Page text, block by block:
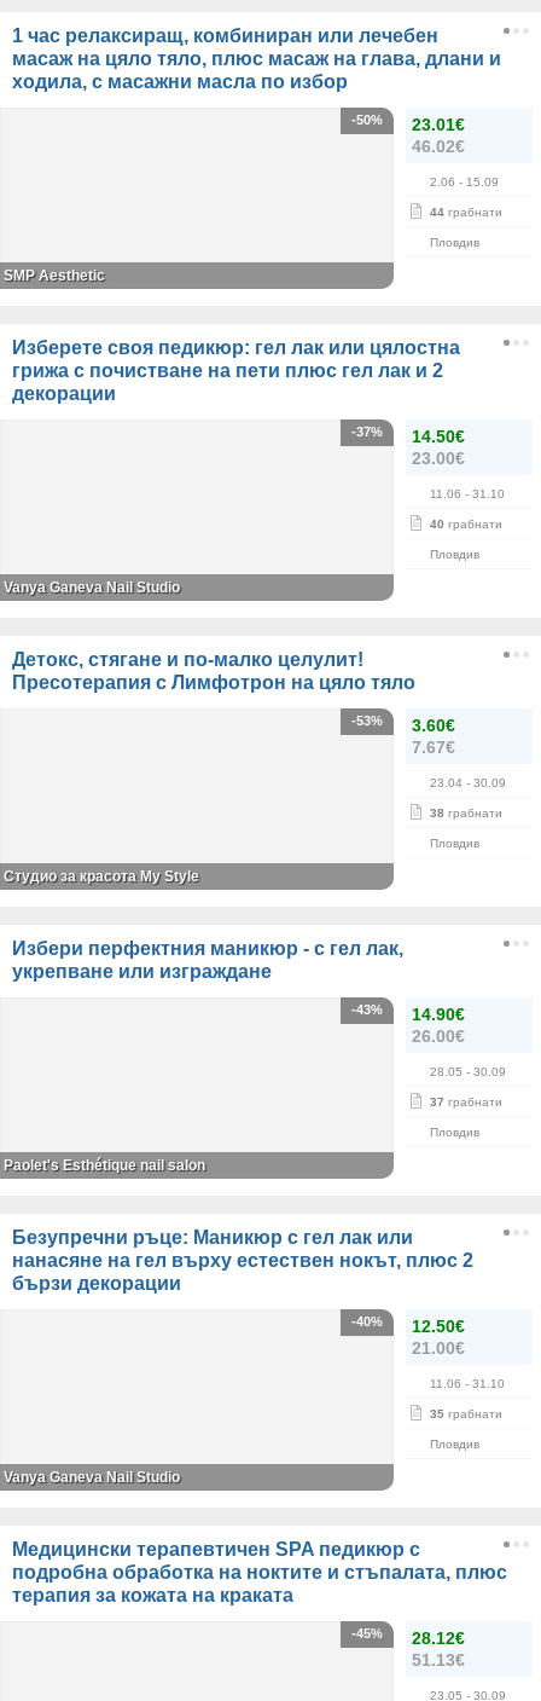
1 час релаксиращ, комбиниран или лечебен
масаж на цяло тяло, плюс масаж на глава, длани и
ходила, с масажни масла по избор
23.01€
46.02€
2.06 - 15.09
44 грабнати
Пловдив
-50%
SMP Aesthetic
Изберете своя педикюр: гел лак или цялостна
грижа с почистване на пети плюс гел лак и 2
декорации
14.50€
23.00€
11.06 - 31.10
40 грабнати
Пловдив
-37%
Vanya Ganeva Nail Studio
Детокс, стягане и по-малко целулит!
Пресотерапия с Лимфотрон на цяло тяло
3.60€
7.67€
23.04 - 30.09
38 грабнати
Пловдив
-53%
Студио за красота My Style
Избери перфектния маникюр - с гел лак,
укрепване или изграждане
14.90€
26.00€
28.05 - 30.09
37 грабнати
Пловдив
-43%
Paolet's Esthétique nail salon
Безупречни ръце: Маникюр с гел лак или
нанасяне на гел върху естествен нокът, плюс 2
бързи декорации
12.50€
21.00€
11.06 - 31.10
35 грабнати
Пловдив
-40%
Vanya Ganeva Nail Studio
Медицински терапевтичен SPA педикюр с
подробна обработка на ноктите и стъпалата, плюс
терапия за кожата на краката
28.12€
51.13€
23.05 - 30.09
-45%